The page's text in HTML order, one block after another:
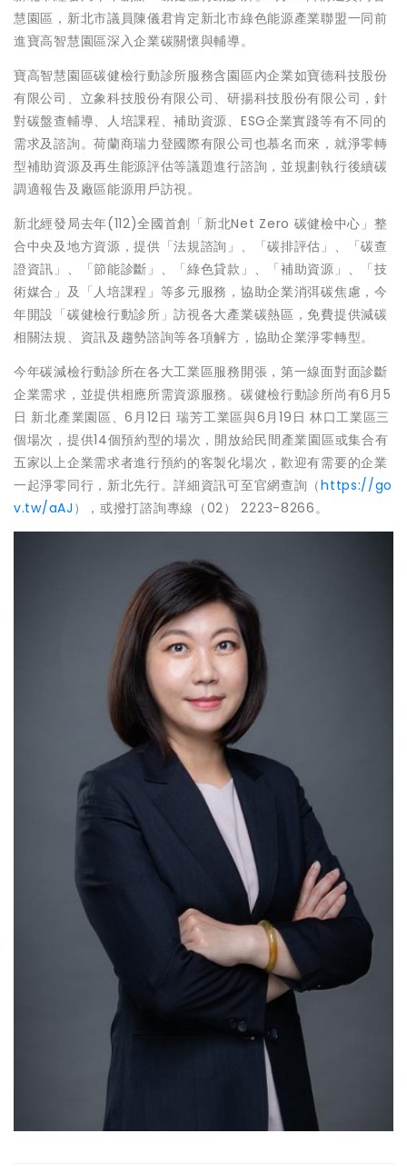
慧園區，新北市議員陳儀君肯定新北市綠色能源產業聯盟一同前
進寶高智慧園區深入企業碳關懷與輔導。
寶高智慧園區碳健檢行動診所服務含園區內企業如寶德科技股份
有限公司、立象科技股份有限公司、研揚科技股份有限公司，針
對碳盤查輔導、人培課程、補助資源、ESG企業實踐等有不同的
需求及諮詢。荷蘭商瑞力登國際有限公司也慕名而來，就淨零轉
型補助資源及再生能源評估等議題進行諮詢，並規劃執行後續碳
調適報告及廠區能源用戶訪視。
新北經發局去年(112)全國首創「新北Net Zero 碳健檢中心」整
合中央及地方資源，提供「法規諮詢」、「碳排評估」、「碳查
證資訊」、「節能診斷」、「綠色貸款」、「補助資源」、「技
術媒合」及「人培課程」等多元服務，協助企業消弭碳焦慮，今
年開設「碳健檢行動診所」訪視各大產業碳熱區，免費提供減碳
相關法規、資訊及趨勢諮詢等各項解方，協助企業淨零轉型。
今年碳減檢行動診所在各大工業區服務開張，第一線面對面診斷
企業需求，並提供相應所需資源服務。碳健檢行動診所尚有6月5
日 新北產業園區、6月12日 瑞芳工業區與6月19日 林口工業區三
個場次，提供14個預約型的場次，開放給民間產業園區或集合有
五家以上企業需求者進行預約的客製化場次，歡迎有需要的企業
一起淨零同行，新北先行。詳細資訊可至官網查詢（https://go
v.tw/aAJ ），或撥打諮詢專線（02） 2223-8266。